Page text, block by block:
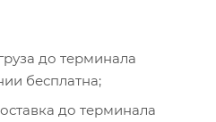
до терминала
бесплатна;
до терминала